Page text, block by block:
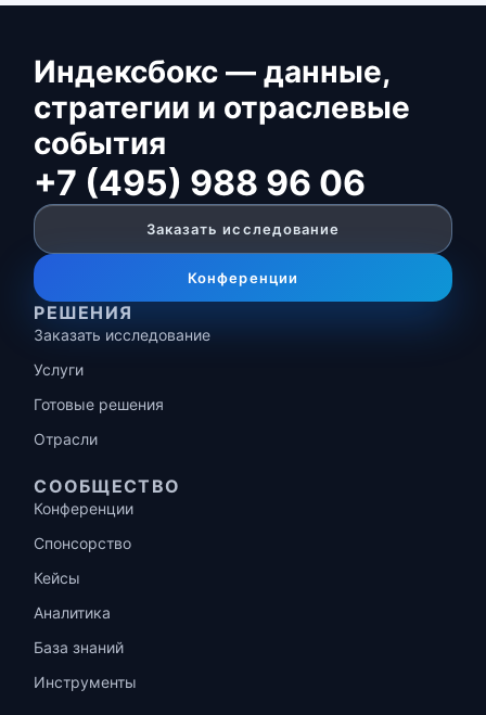
Индексбокс — данные,
стратегии и отраслевые
события
+7 (495) 988 96 06
Заказать исследование
Конференции
РЕШЕНИЯ
Заказать исследование
Услуги
Готовые решения
Отрасли
СООБЩЕСТВО
Конференции
Спонсорство
Кейсы
Аналитика
База знаний
Инструменты